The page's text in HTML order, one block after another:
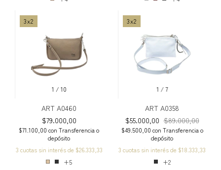
1 / 10
3x2
ART A0460
$79.000,00
$71.100,00 con Transferencia o
depósito
3 cuotas sin interés de $26.333,33
+5
1 /7
3x2
ART A0358
$55.000,00 $89.000,00
$49.500,00 con Transferencia o
depósito
3 cuotas sin interés de $18.333,33
+2